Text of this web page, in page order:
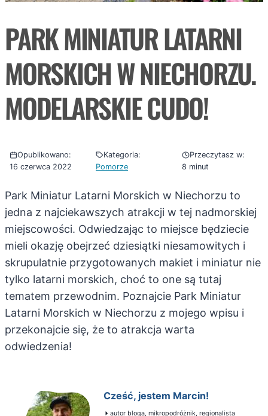
PARK MINIATUR LATARNI
MORSKICH W NIECHORZU.
MODELARSKIE CUDO!
Opublikowano:
16 czerwca 2022
Kategoria:
Pomorze
Przeczytasz w:
8 minut
Park Miniatur Latarni Morskich w Niechorzu to
jedna z najciekawszych atrakcji w tej nadmorskiej
miejscowości. Odwiedzając to miejsce będziecie
mieli okazję obejrzeć dziesiątki niesamowitych i
skrupulatnie przygotowanych makiet i miniatur nie
tylko latarni morskich, choć to one są tutaj
tematem przewodnim. Poznajcie Park Miniatur
Latarni Morskich w Niechorzu z mojego wpisu i
przekonajcie się, że to atrakcja warta
odwiedzenia!
Cześć, jestem Marcin!
autor bloga, mikropodróżnik, regionalista